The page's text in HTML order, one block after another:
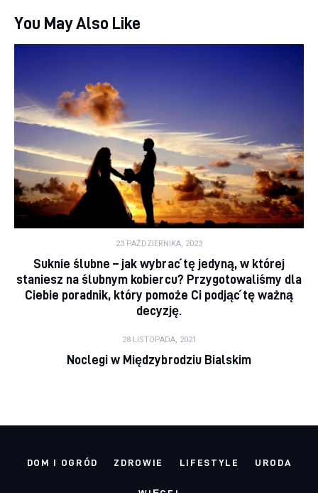
You May Also Like
23 PAŹDZIERNIKA, 2023
Suknie ślubne – jak wybrać tę jedyną, w której
staniesz na ślubnym kobiercu? Przygotowaliśmy dla
Ciebie poradnik, który pomoże Ci podjąć tę ważną
decyzję.
28 LISTOPADA, 2021
Noclegi w Międzybrodziu Bialskim
DOM I OGRÓD ZDROWIE LIFESTYLE URODA